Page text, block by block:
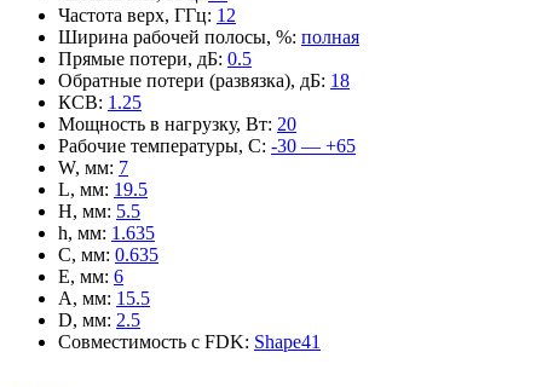
Частота верх, ГГц: 12
Ширина рабочей полосы, %: полная
Прямые потери, дБ: 0.5
Обратные потери (развязка), дБ: 18
КСВ: 1.25
Мощность в нагрузку, Вт: 20
Рабочие температуры, С: -30 — +65
W, мм: 7
L, мм: 19.5
H, мм: 5.5
h, мм: 1.635
C, мм: 0.635
E, мм: 6
A, мм: 15.5
D, мм: 2.5
Совместимость с FDK: Shape41